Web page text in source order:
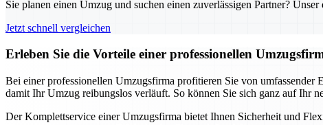
Sie planen einen Umzug und suchen einen zuverlässigen Partner?
Jetzt schnell vergleichen
Erleben Sie die Vorteile einer professionellen
Bei einer professionellen Umzugsfirma profitieren Sie von
damit Ihr Umzug reibungslos verläuft. So können Sie sich ganz auf Ihr
Der Komplettservice einer Umzugsfirma bietet Ihnen Sicherheit und